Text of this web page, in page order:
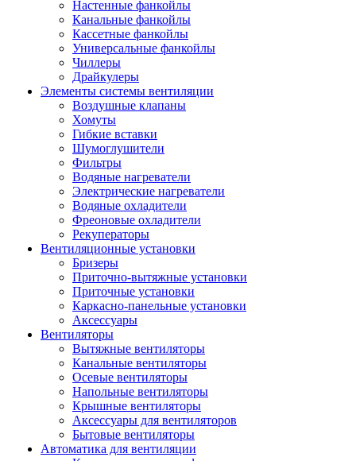
Настенные фанкойлы
Канальные фанкойлы
Кассетные фанкойлы
Универсальные фанкойлы
Чиллеры
Драйкулеры
Элементы системы вентиляции
Воздушные клапаны
Хомуты
Гибкие вставки
Шумоглушители
Фильтры
Водяные нагреватели
Электрические нагреватели
Водяные охладители
Фреоновые охладители
Рекуператоры
Вентиляционные установки
Бризеры
Приточно-вытяжные установки
Приточные установки
Каркасно-панельные установки
Аксессуары
Вентиляторы
Вытяжные вентиляторы
Канальные вентиляторы
Осевые вентиляторы
Напольные вентиляторы
Крышные вентиляторы
Аксессуары для вентиляторов
Бытовые вентиляторы
Автоматика для вентиляции